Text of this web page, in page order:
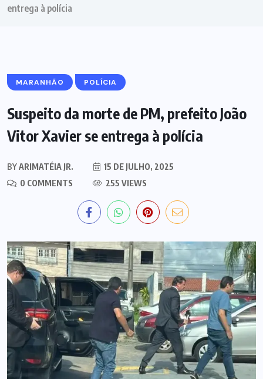
entrega à polícia
MARANHÃO POLÍCIA
Suspeito da morte de PM, prefeito João
Vitor Xavier se entrega à polícia
BYARIMATÉIA JR.
15 DE JULHO, 2025
0 COMMENTS
255 VIEWS